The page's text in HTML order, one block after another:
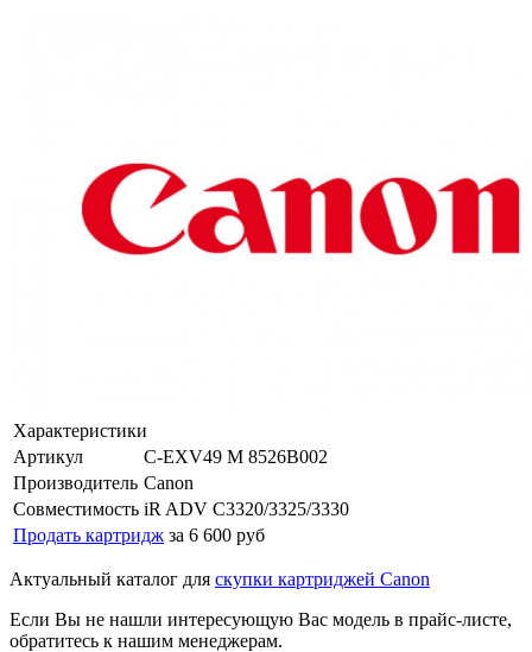
Характеристики
Артикул
C-EXV49 M 8526B002
Производитель Canon
Совместимость iR ADV C3320/3325/3330
Продать картридж за 6 600 руб
Актуальный каталог для скупки картриджей Canon
Если Вы не нашли интересующую Вас модель в прайс-листе,
обратитесь к нашим менеджерам.